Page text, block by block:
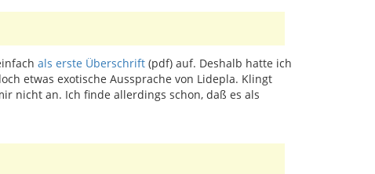
als erste Überschrift (pdf) auf. Deshalb hatte ich
etwas exotische Aussprache von Lidepla. Klingt
nicht an. Ich finde allerdings schon, daß es als